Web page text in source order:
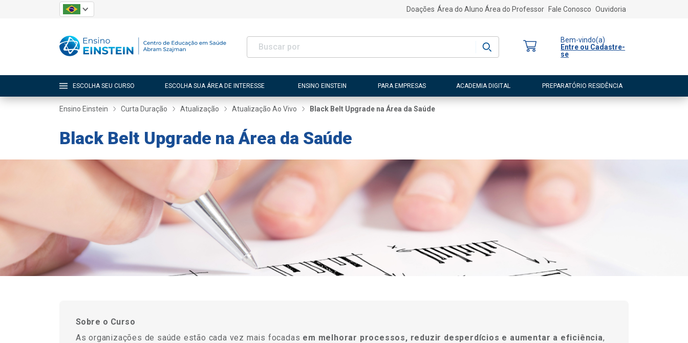
Doações Área do Aluno Área do Professor Fale Conosco Ouvidoria
Bem-vindo(a)
Entre ou Cadastre-
se
ESCOLHA SEU CURSO ESCOLHA SUA ÁREA DE INTERESSE ENSINO EINSTEIN PARA EMPRESAS ACADEMIA DIGITAL PREPARATÓRIO RESIDÊNCIA
Ensino Einstein Curta Duração Atualização Atualização Ao Vivo Black Belt Upgrade na Área da Saúde
Black Belt Upgrade na Área da Saúde
Sobre o Curso
As organizações de saúde estão cada vez mais focadas em melhorar processos, reduzir desperdícios e aumentar a eficiência,